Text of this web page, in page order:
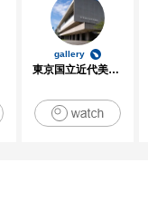
gallery
東京国立近代美術館